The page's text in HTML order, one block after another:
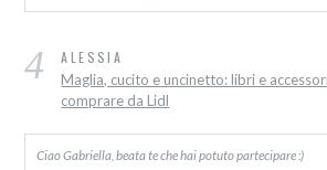
4 ALESSIA
Maglia, cucito e uncinetto: libri e
comprare da Lidl
Ciao Gabriella, beata te che hai potuto partecipare :)